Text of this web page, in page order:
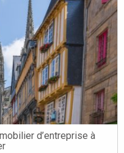
d’entreprise à